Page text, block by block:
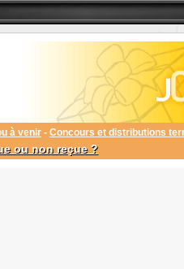
à venir - Concours et distributions
ou non reçue ?